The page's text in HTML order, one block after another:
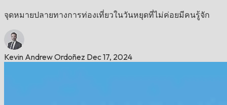
จุดหมายปลายทางการท่องเที่ยวในวันหยุดที่ไม่ค่อยมีคนรู้จัก
Kevin Andrew Ordoñez Dec 17, 2024